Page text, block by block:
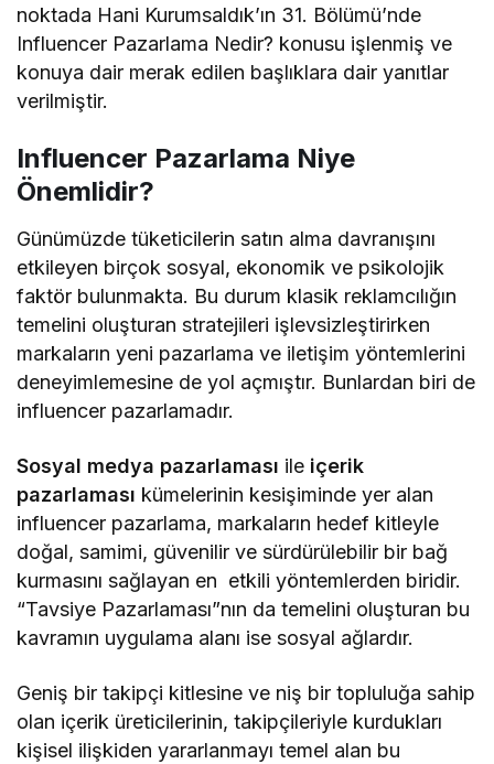
noktada Hani Kurumsaldık’ın 31. Bölümü’nde
Influencer Pazarlama Nedir? konusu işlenmiş ve
konuya dair merak edilen başlıklara dair yanıtlar
verilmiştir.
Influencer Pazarlama Niye
Önemlidir?
Günümüzde tüketicilerin satın alma davranışını
etkileyen birçok sosyal, ekonomik ve psikolojik
faktör bulunmakta. Bu durum klasik reklamcılığın
temelini oluşturan stratejileri işlevsizleştirirken
markaların yeni pazarlama ve iletişim yöntemlerini
deneyimlemesine de yol açmıştır. Bunlardan biri de
influencer pazarlamadır.
Sosyal medya pazarlaması ile içerik
pazarlaması kümelerinin kesişiminde yer alan
influencer pazarlama, markaların hedef kitleyle
doğal, samimi, güvenilir ve sürdürülebilir bir bağ
kurmasını sağlayan en etkili yöntemlerden biridir.
“Tavsiye Pazarlaması”nın da temelini oluşturan bu
kavramın uygulama alanı ise sosyal ağlardır.
Geniş bir takipçi kitlesine ve niş bir topluluğa sahip
olan içerik üreticilerinin, takipçileriyle kurdukları
kişisel ilişkiden yararlanmayı temel alan bu